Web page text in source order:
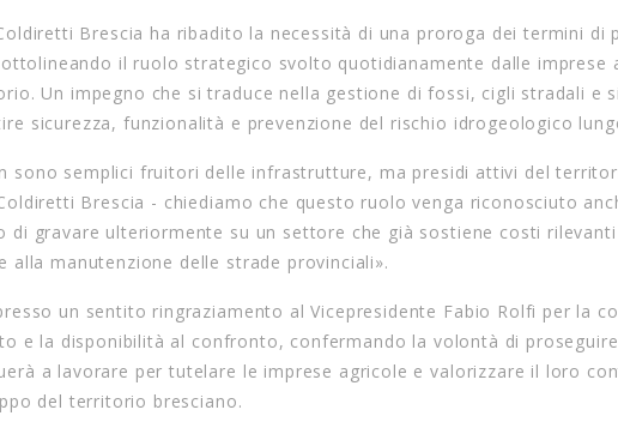
Brescia ha ribadito la necessità di una proroga dei termini di
il ruolo strategico svolto quotidianamente dalle imprese
Un impegno che si traduce nella gestione di fossi, cigli stradali e
sicurezza, funzionalità e prevenzione del rischio idrogeologico
sono semplici fruitori delle infrastrutture, ma presidi attivi del
Brescia - chiediamo che questo ruolo venga riconosciuto
di gravare ulteriormente su un settore che già sostiene costi
alla manutenzione delle strade provinciali».
un sentito ringraziamento al Vicepresidente Fabio Rolfi per la
e la disponibilità al confronto, confermando la volontà di
a lavorare per tutelare le imprese agricole e valorizzare il loro
del territorio bresciano.